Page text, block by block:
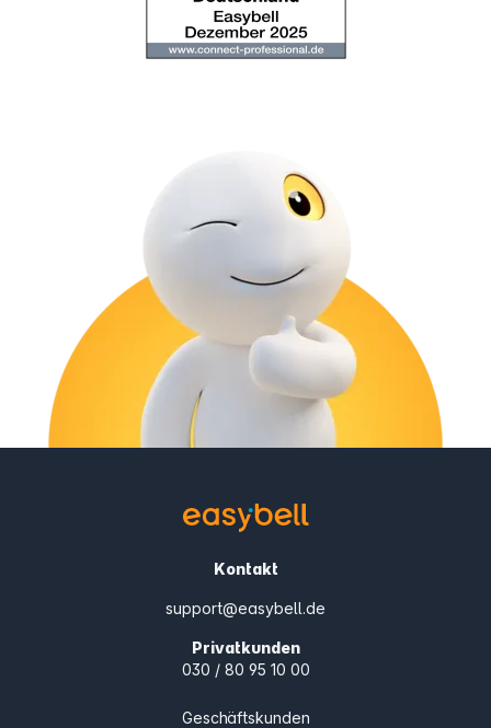
Kontakt
support@easybell.de
Privatkunden
030 / 80 95 10 00
Geschäftskunden